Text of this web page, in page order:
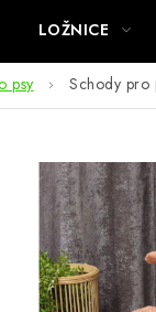
LOŽNICE
psy Schody pro